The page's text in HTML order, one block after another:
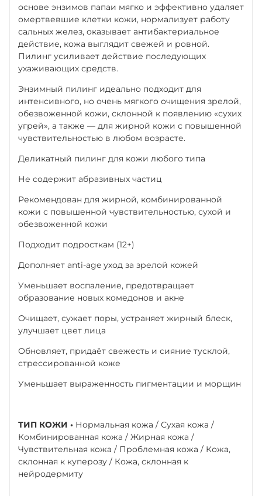
основе энзимов папаи мягко и эффективно удаляет
омертвевшие клетки кожи, нормализует работу
сальных желез, оказывает антибактериальное
действие, кожа выглядит свежей и ровной.
Пилинг усиливает действие последующих
ухаживающих средств.
Энзимный пилинг идеально подходит для
интенсивного, но очень мягкого очищения зрелой,
обезвоженной кожи, склонной к появлению «сухих
угрей», а также — для жирной кожи с повышенной
чувствительностью в любом возрасте. ⠀
Деликатный пилинг для кожи любого типа
Не содержит абразивных частиц
Рекомендован для жирной, комбинированной
кожи с повышенной чувствительностью, сухой и
обезвоженной кожи
Подходит подросткам (12+)
Дополняет anti-age уход за зрелой кожей
Уменьшает воспаление, предотвращает
образование новых комедонов и акне
Очищает, сужает поры, устраняет жирный блеск,
улучшает цвет лица
Обновляет, придаёт свежесть и сияние тусклой,
стрессированной коже
Уменьшает выраженность пигментации и морщин
ТИП КОЖИ • Нормальная кожа / Сухая кожа /
Комбинированная кожа / Жирная кожа /
Чувствительная кожа / Проблемная кожа / Кожа,
склонная к куперозу / Кожа, склонная к
нейродермиту